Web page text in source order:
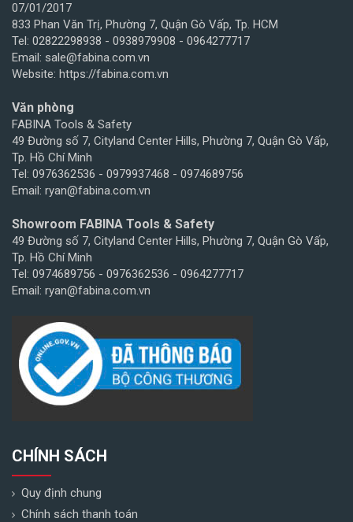
07/01/2017
833 Phan Văn Trị, Phường 7, Quận Gò Vấp, Tp. HCM
Tel: 02822298938 - 0938979908 - 0964277717
Email: sale@fabina.com.vn
Website: https://fabina.com.vn
Văn phòng
FABINA Tools & Safety
49 Đường số 7, Cityland Center Hills, Phường 7, Quận Gò Vấp,
Tp. Hồ Chí Minh
Tel: 0976362536 - 0979937468 - 0974689756
Email: ryan@fabina.com.vn
Showroom FABINA Tools & Safety
49 Đường số 7, Cityland Center Hills, Phường 7, Quận Gò Vấp,
Tp. Hồ Chí Minh
Tel: 0974689756 - 0976362536 - 0964277717
Email: ryan@fabina.com.vn
CHÍNH SÁCH
Quy định chung
Chính sách thanh toán